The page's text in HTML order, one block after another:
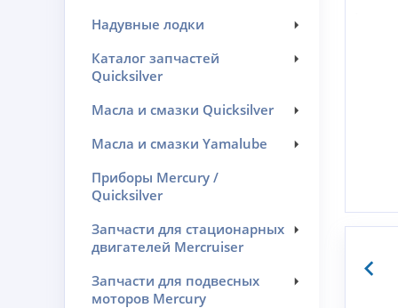
Надувные лодки
Каталог запчастей
Quicksilver
Масла и смазки Quicksilver
Масла и смазки Yamalube
Приборы Mercury /
Quicksilver
Запчасти для стационарных
двигателей Mercruiser
Запчасти для подвесных
моторов Mercury